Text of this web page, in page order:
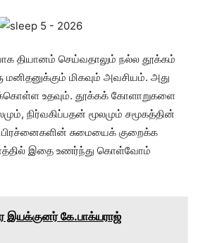
தியானம் செய்வதாலும் நல்ல தூக்கம்
மிகவும் அவசியம். அது
உதவும். தூக்கக் கோளாறுகளை
நிர்வகிப்பதன் மூலமும் சமூகத்தின்
சுமையைக் குறைக்க
இதை உணர்ந்து கொள்வோம்
இயக்குனர் கே.பாக்யராஜ்